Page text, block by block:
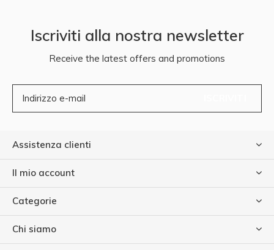
Iscriviti alla nostra newsletter
Receive the latest offers and promotions
Assistenza clienti
Il mio account
Categorie
Chi siamo